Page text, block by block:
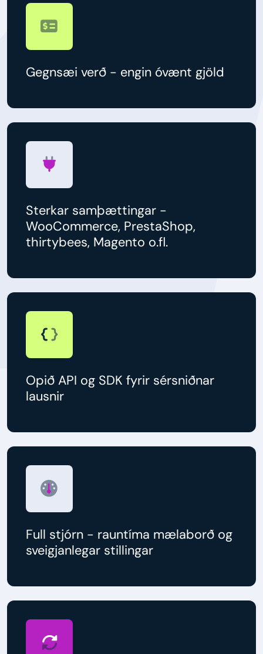
Gegnsæi verð - engin óvænt gjöld
Sterkar samþættingar -
WooCommerce, PrestaShop,
thirtybees, Magento o.fl.
Opið API og SDK fyrir sérsniðnar
lausnir
Full stjórn - rauntíma mælaborð og
sveigjanlegar stillingar